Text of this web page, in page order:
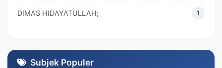
DIMAS HIDAYATULLAH; 1
DIVA MARISKA;
Subjek Populer